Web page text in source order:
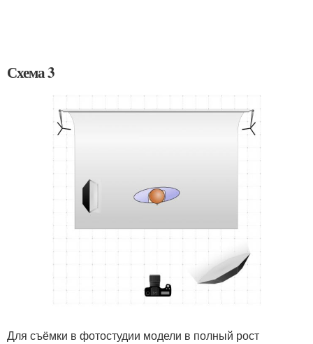
Схема 3
Для съёмки в фотостудии модели в полный рост